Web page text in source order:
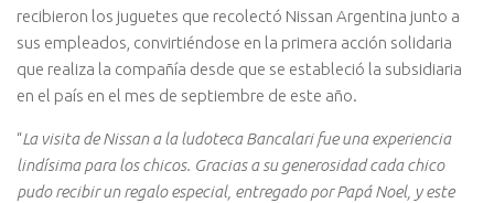
recibieron los juguetes que recolectó Nissan Argentina junto a
sus empleados, convirtiéndose en la primera acción solidaria
que realiza la compañía desde que se estableció la subsidiaria
en el país en el mes de septiembre de este año.
“La visita de Nissan a la ludoteca Bancalari fue una experiencia
lindísima para los chicos. Gracias a su generosidad cada chico
pudo recibir un regalo especial, entregado por Papá Noel, y este